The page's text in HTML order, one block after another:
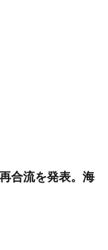
合流を発表。海